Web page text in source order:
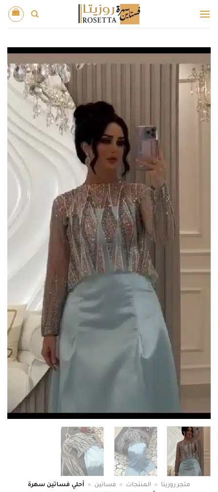
للمحتوى
متجر روزيتا » المنتجات » فساتين » أحلي فساتين سهرة